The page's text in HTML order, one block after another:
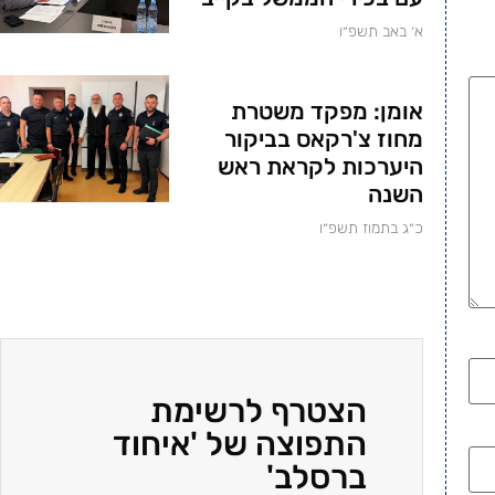
א׳ באב תשפ״ו
אומן: מפקד משטרת
מחוז צ'רקאס בביקור
היערכות לקראת ראש
השנה
כ״ג בתמוז תשפ״ו
הצטרף לרשימת
התפוצה של 'איחוד
ברסלב'